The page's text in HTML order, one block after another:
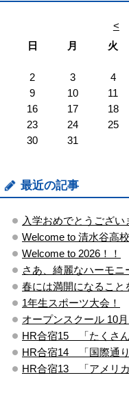
<
日
月 火
2
3 4
9
10 11
16
17 18
23
24 25
30
31
最近の記事
入学おめでとうござい
Welcome to 清水谷高
Welcome to 2026！！
さあ、綺麗なハーモニ
春には満開になること
1年生スポーツ大会！
オープンスクール 10
HR合宿15 「たくさん
HR合宿14 「国際通り
HR合宿13 「アメリカ